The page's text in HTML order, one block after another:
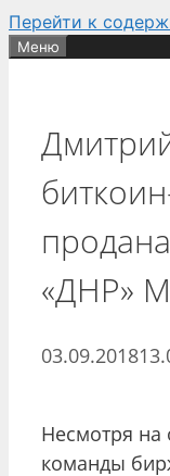
Перейти к
Меню
«ДНР»
03.09.2018
Несмотря на
команды